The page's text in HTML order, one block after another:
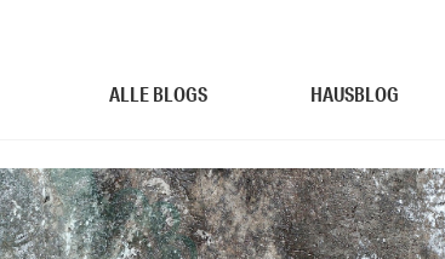
ALLE BLOGS HAUSBLOG